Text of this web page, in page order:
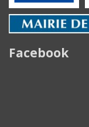
Facebook